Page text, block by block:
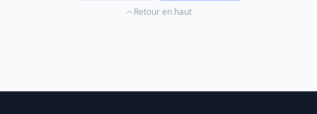
Retour en haut